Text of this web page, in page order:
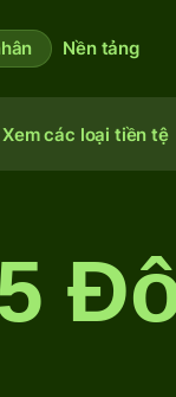
Nền tảng
Xem các loại tiền tệ